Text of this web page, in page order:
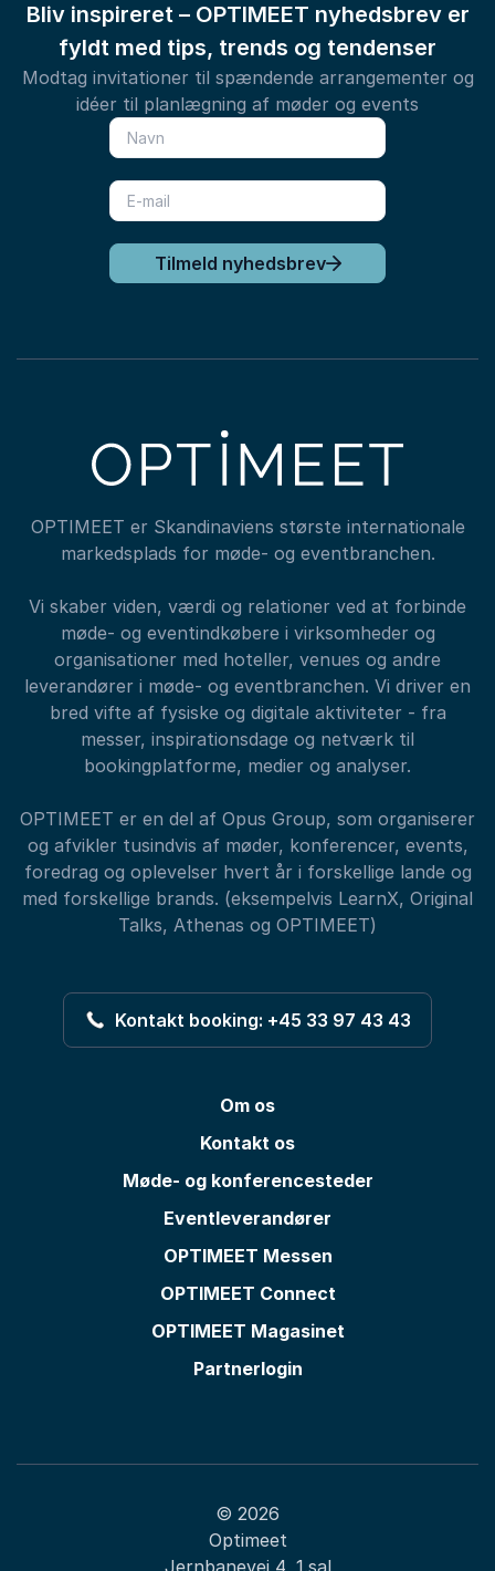
Bliv inspireret – OPTIMEET nyhedsbrev er
fyldt med tips, trends og tendenser
Modtag invitationer til spændende arrangementer og
idéer til planlægning af møder og events
Tilmeld nyhedsbrev
OPTIMEET er Skandinaviens største internationale
markedsplads for møde- og eventbranchen.
Vi skaber viden, værdi og relationer ved at forbinde
møde- og eventindkøbere i virksomheder og
organisationer med hoteller, venues og andre
leverandører i møde- og eventbranchen. Vi driver en
bred vifte af fysiske og digitale aktiviteter - fra
messer, inspirationsdage og netværk til
bookingplatforme, medier og analyser.
OPTIMEET er en del af Opus Group, som organiserer
og afvikler tusindvis af møder, konferencer, events,
foredrag og oplevelser hvert år i forskellige lande og
med forskellige brands. (eksempelvis LearnX, Original
Talks, Athenas og OPTIMEET)
Kontakt booking: +45 33 97 43 43
Om os
Kontakt os
Møde- og konferencesteder
Eventleverandører
OPTIMEET Messen
OPTIMEET Connect
OPTIMEET Magasinet
Partnerlogin
© 2026
Optimeet